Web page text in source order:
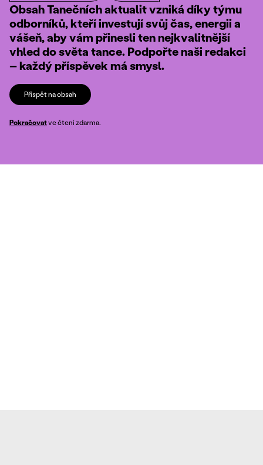
Obsah Tanečních aktualit vzniká díky týmu
odborníků, kteří investují svůj čas, energii a
vášeň, aby vám přinesli ten nejkvalitnější
vhled do světa tance. Podpořte naši redakci
– každý příspěvek má smysl.
Přispět na obsah
Pokračovatve čtení zdarma.